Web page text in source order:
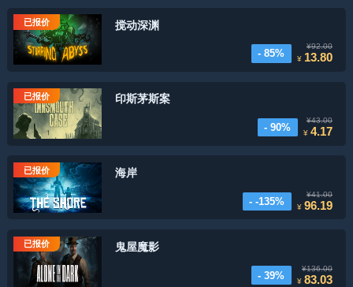
已报价 搅动深渊
- 85%
¥92.00
¥ 13.80
已报价 印斯茅斯案
- 90%
¥43.00
¥4.17
已报价 海岸
- -135%
¥41.00
¥96.19
已报价 鬼屋魔影
- 39%
¥136.00
¥83.03